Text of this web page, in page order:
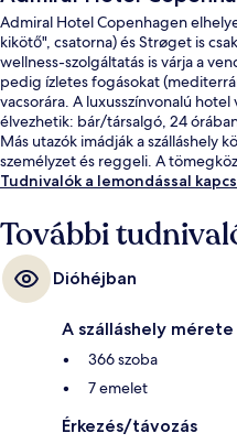
Admiral Hotel Copenhagen
kikötő", csatorna) és Strøget is
wellness-szolgáltatás is várja a
pedig ízletes fogásokat
vacsorára. A luxusszínvonalú
élvezhetik: bár/társalgó, 24
Más utazók imádják a szálláshely
személyzet és reggeli. A
megközelíthető: Kongens Nytorv
Tudnivalók a lemondással
További
Dióhéjban
A szálláshely mérete
366 szoba
7 emelet
Érkezés/távozás